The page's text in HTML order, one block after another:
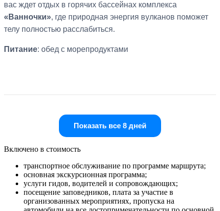
вас ждет отдых в горячих бассейнах комплекса
«Ванночки», где природная энергия вулканов поможет
телу полностью расслабиться.
Питание: обед с морепродуктами
Показать все 8 дней
Включено в стоимость
транспортное обслуживание по программе маршрута;
основная экскурсионная программа;
услуги гидов, водителей и сопровождающих;
посещение заповедников, плата за участие в
организованных мероприятиях, пропуска на